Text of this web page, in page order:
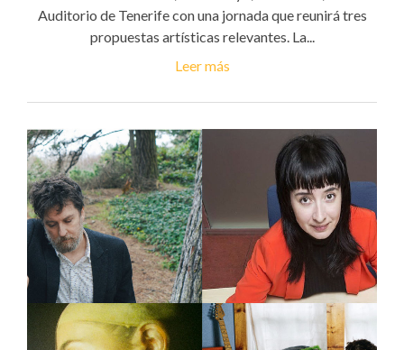
Auditorio de Tenerife con una jornada que reunirá tres
propuestas artísticas relevantes. La...
Leer más